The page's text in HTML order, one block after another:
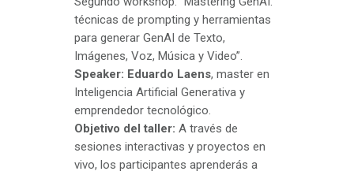
técnicas de prompting y herramientas
para generar GenAI de Texto,
Imágenes, Voz, Música y Video”.
Speaker: Eduardo Laens, master en
Inteligencia Artificial Generativa y
emprendedor tecnológico.
Objetivo del taller: A través de
sesiones interactivas y proyectos en
vivo, los participantes aprenderás a